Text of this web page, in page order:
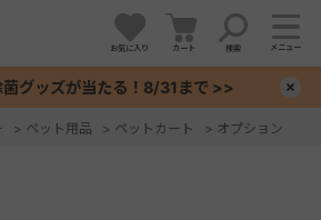
お気に入り カート 検索 メニュー
菌グッズが当たる！8/31まで >>
> ペット用品 > ペットカート > オプション